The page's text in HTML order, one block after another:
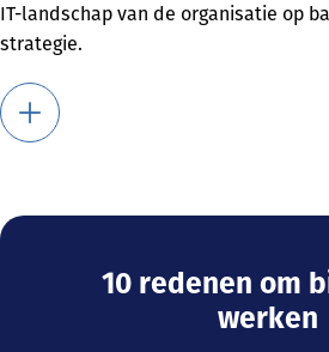
IT-landschap van de organisatie op
strategie.
10 redenen om
werken